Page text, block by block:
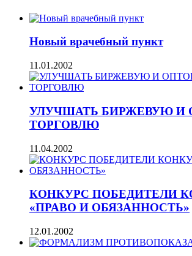
Новый врачебный пункт
11.01.2002
УЛУЧШАТЬ БИРЖЕВУЮ И
ТОРГОВЛЮ
11.04.2002
КОНКУРС ПОБЕДИТЕЛИ
«ПРАВО И ОБЯЗАННОСТЬ»
12.01.2002